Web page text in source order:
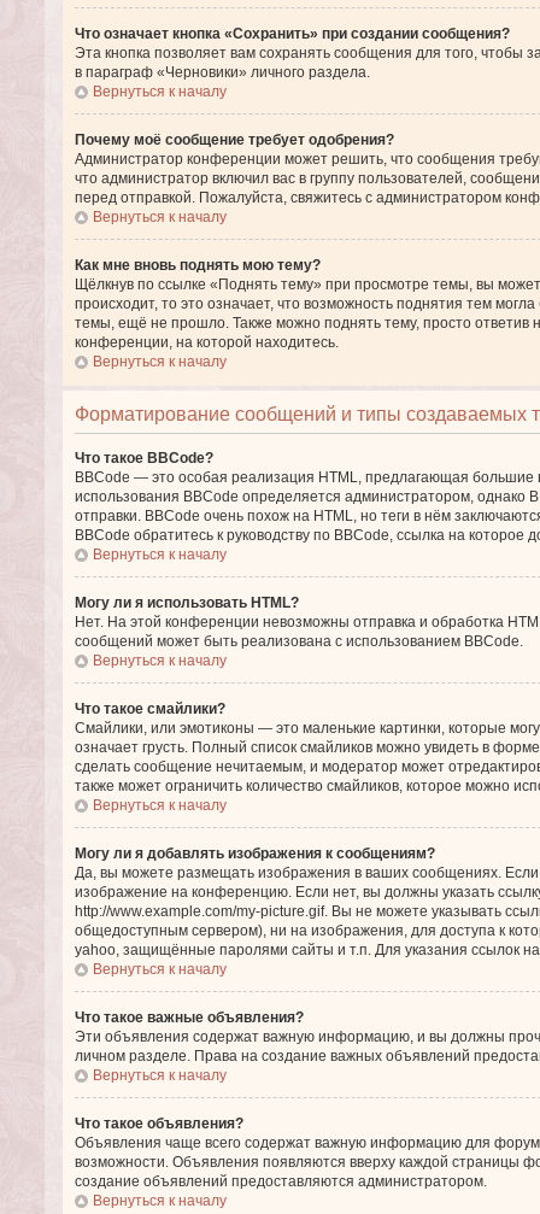
Что означает кнопка «Сохранить» при создании сообщения?
Эта кнопка позволяет вам сохранять сообщения для того, чтобы
в параграф «Черновики» личного раздела.
Вернуться к началу
Почему моё сообщение требует одобрения?
Администратор конференции может решить, что сообщения
что администратор включил вас в группу пользователей,
перед отправкой. Пожалуйста, свяжитесь с администратором
Вернуться к началу
Как мне вновь поднять мою тему?
Щёлкнув по ссылке «Поднять тему» при просмотре темы, вы
происходит, то это означает, что возможность поднятия тем
темы, ещё не прошло. Также можно поднять тему, просто ответив
конференции, на которой находитесь.
Вернуться к началу
Форматирование сообщений и типы создаваемых
Что такое BBCode?
BBCode — это особая реализация HTML, предлагающая
использования BBCode определяется администратором,
отправки. BBCode очень похож на HTML, но теги в нём
BBCode обратитесь к руководству по BBCode, ссылка на
Вернуться к началу
Могу ли я использовать HTML?
Нет. На этой конференции невозможны отправка и обработка
сообщений может быть реализована с использованием BBCode.
Вернуться к началу
Что такое смайлики?
Смайлики, или эмотиконы — это маленькие картинки, которые
означает грусть. Полный список смайликов можно увидеть в
сделать сообщение нечитаемым, и модератор может
также может ограничить количество смайликов, которое можно
Вернуться к началу
Могу ли я добавлять изображения к сообщениям?
Да, вы можете размещать изображения в ваших сообщениях.
изображение на конференцию. Если нет, вы должны указать
http://www.example.com/my-picture.gif. Вы не можете указывать
общедоступным сервером), ни на изображения, для доступа к
yahoo, защищённые паролями сайты и т.п. Для указания ссылок
Вернуться к началу
Что такое важные объявления?
Эти объявления содержат важную информацию, и вы должны
личном разделе. Права на создание важных объявлений
Вернуться к началу
Что такое объявления?
Объявления чаще всего содержат важную информацию для
возможности. Объявления появляются вверху каждой страницы
создание объявлений предоставляются администратором.
Вернуться к началу